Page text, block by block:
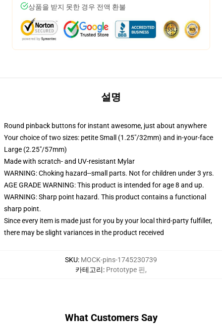
상품을 받지 못한 경우 전액 환불
설명
Round pinback buttons for instant awesome, just about anywhere
Your choice of two sizes: petite Small (1.25"/32mm) and in-your-face
Large (2.25"/57mm)
Made with scratch- and UV-resistant Mylar
WARNING: Choking hazard--small parts. Not for children under 3 yrs.
AGE GRADE WARNING: This product is intended for age 8 and up.
WARNING: Sharp point hazard. This product contains a functional
sharp point.
Since every item is made just for you by your local third-party fulfiller,
there may be slight variances in the product received
SKU: MOCK-pins-1745230739
카테고리: Prototype 핀,
What Customers Say